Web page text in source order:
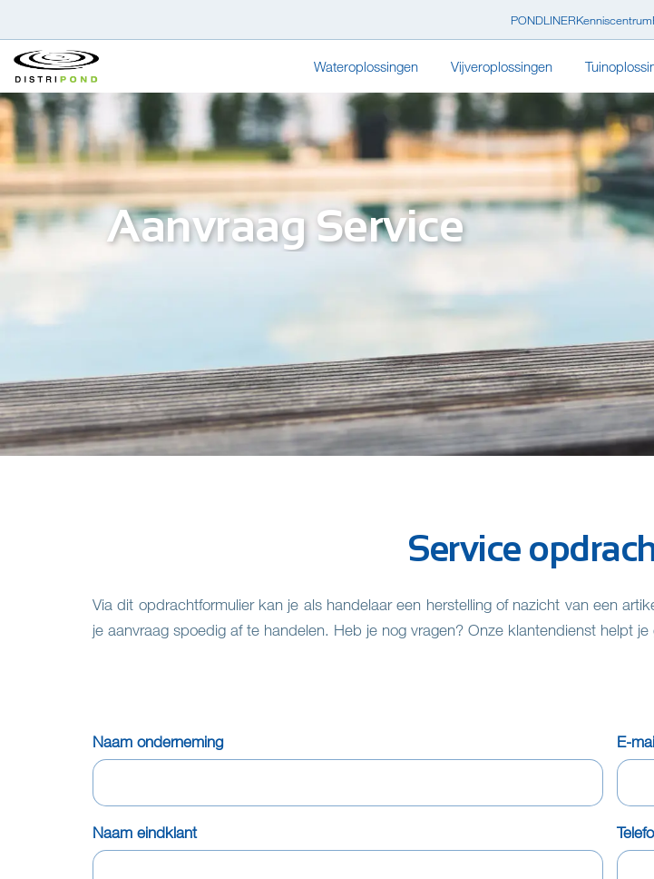
PONDLINERKenniscentrum
Wateroplossingen Vijveroplossingen
Aanvraag Service
Service
Via dit opdrachtformulier kan je als handelaar een herstelling of nazicht van een
je aanvraag spoedig af te handelen. Heb je nog vragen? Onze klantendienst helpt
Naam onderneming E-
Naam eindklant